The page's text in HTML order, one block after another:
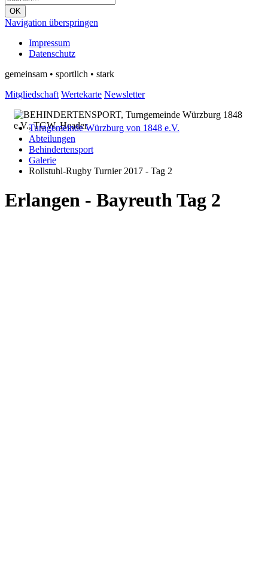
OK
Navigation überspringen
Impressum
Datenschutz
gemeinsam • sportlich • stark
Mitgliedschaft Wertekarte Newsletter
Turngemeinde Würzburg von 1848 e.V.
Abteilungen
Behindertensport
Galerie
Rollstuhl-Rugby Turnier 2017 - Tag 2
Erlangen - Bayreuth Tag 2